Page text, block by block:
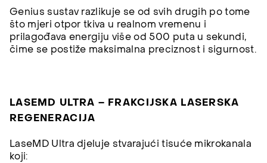
Genius sustav razlikuje se od svih drugih po tome
što mjeri otpor tkiva u realnom vremenu i
prilagođava energiju više od 500 puta u sekundi,
čime se postiže maksimalna preciznost i sigurnost.
LASEMD ULTRA – FRAKCIJSKA LASERSKA
REGENERACIJA
LaseMD Ultra djeluje stvarajući tisuće mikrokanala
koji: